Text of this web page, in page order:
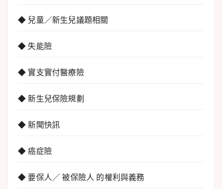
◆ 兒童／新生兒議題相關
◆ 失能險
◆ 實支實付醫療險
◆ 新生兒保險規劃
◆ 新聞快訊
◆ 癌症險
◆ 要保人／ 被保險人 的權利與義務